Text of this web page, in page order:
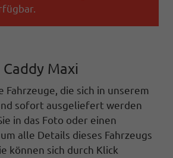
Maxi
Fahrzeuge, die sich in unserem
sofort ausgeliefert werden
in das Foto oder einen
alle Details dieses Fahrzeugs
können sich durch Klick